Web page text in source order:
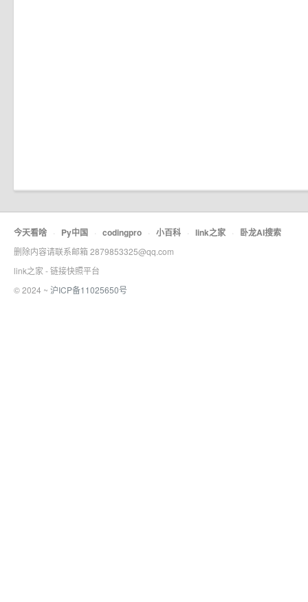
今天看啥 · Py中国 · codingpro · 小百科 · link之家 · 卧龙AI搜索
删除内容请联系邮箱 2879853325@qq.com
link之家 - 链接快照平台
© 2024 ~ 沪ICP备11025650号